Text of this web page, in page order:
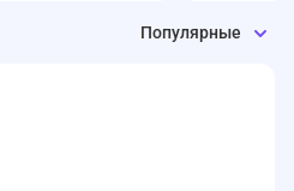
Популярные